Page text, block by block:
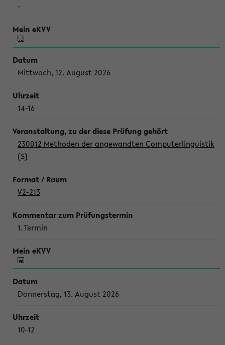
-
Mittwoch, 12. August 2026
14-16
230012 Methoden der angewandten Computerlinguistik
(S)
V2-213
1. Termin
Donnerstag, 13. August 2026
10-12